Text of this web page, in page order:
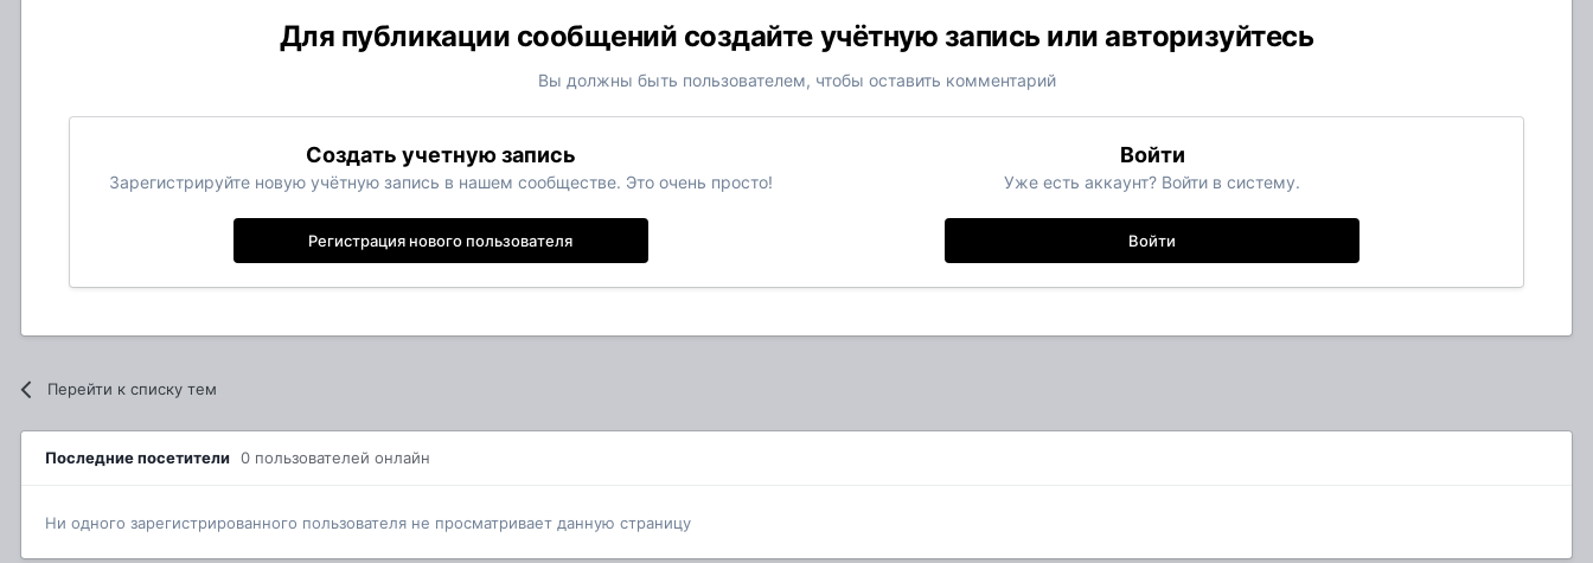
Для публикации сообщений создайте учётную запись или авторизуйтесь
Вы должны быть пользователем, чтобы оставить комментарий
Создать учетную запись
Зарегистрируйте новую учётную запись в нашем сообществе. Это очень просто!
Регистрация нового пользователя
Войти
Уже есть аккаунт? Войти в систему.
Войти
Перейти к списку тем
Последние посетители 0 пользователей онлайн
Ни одного зарегистрированного пользователя не просматривает данную страницу